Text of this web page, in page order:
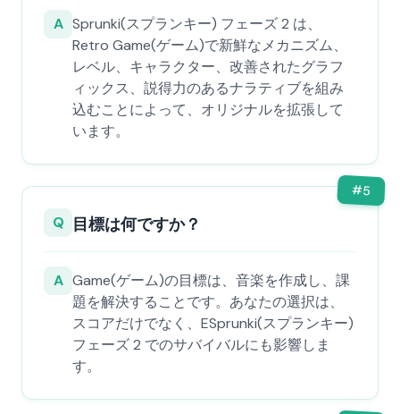
A Sprunki(スプランキー) フェーズ 2 は、
Retro Game(ゲーム)で新鮮なメカニズム、
レベル、キャラクター、改善されたグラフ
ィックス、説得力のあるナラティブを組み
込むことによって、オリジナルを拡張して
います。
#5
Q 目標は何ですか？
A Game(ゲーム)の目標は、音楽を作成し、課
題を解決することです。あなたの選択は、
スコアだけでなく、ESprunki(スプランキー)
フェーズ 2 でのサバイバルにも影響しま
す。